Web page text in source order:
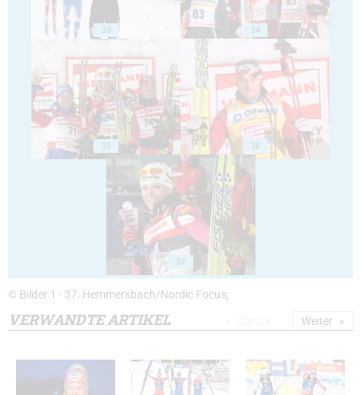
33 34
35 36
37
© Bilder 1 - 37: Hemmersbach/Nordic Focus;
VERWANDTE ARTIKEL Weiter